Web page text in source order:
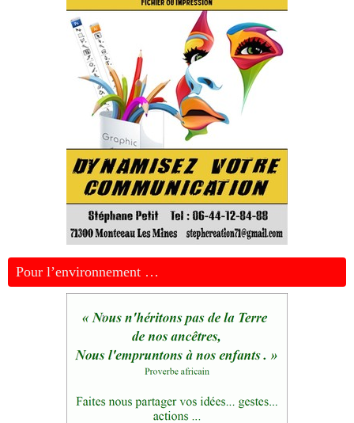
Pour l’environnement …